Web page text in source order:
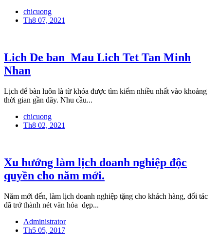
chicuong
Th8 07, 2021
Lich De ban_Mau Lich Tet Tan Minh
Nhan
Lịch để bàn luôn là từ khóa được tìm kiếm nhiều nhất vào khoảng
thời gian gần đây. Nhu cầu...
chicuong
Th8 02, 2021
Xu hướng làm lịch doanh nghiệp độc
quyền cho năm mới.
Năm mới đến, làm lịch doanh nghiệp tặng cho khách hàng, đối tác
đã trở thành nét văn hóa đẹp...
Administrator
Th5 05, 2017